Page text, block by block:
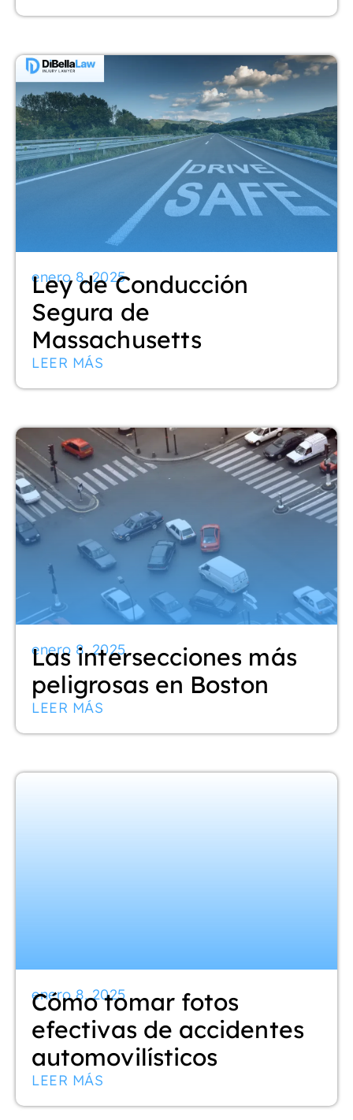
enero 8, 2025
Ley de Conducción
Segura de
Massachusetts
LEER MÁS
enero 8, 2025
Las intersecciones más
peligrosas en Boston
LEER MÁS
enero 8, 2025
Cómo tomar fotos
efectivas de accidentes
automovilísticos
LEER MÁS